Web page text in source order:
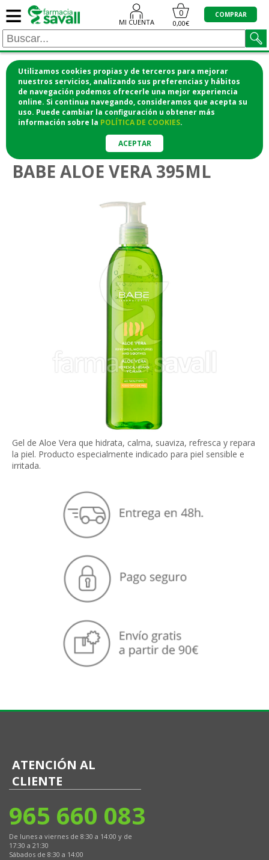
Utilizamos cookies propias y de terceros para mejorar
nuestros servicios, analizando sus preferencias y hábitos
de navegación podemos ofrecerle una mejor experiencia
online. Si continua navegando, consideramos que acepta su
uso. Puede cambiar la configuración u obtener más
información sobre la POLÍTICA DE COOKIES.
ACEPTAR
≡ MI CUENTA
0
0,00€
COMPRAR
¡COMPRA CÓMODAMENTE DESDE CASA Y RECOGE
EN LA FARMACIA!
o si lo prefieres te lo mandamos a casa
Cuidado corporal
BABE ALOE VERA 395ML
Gel de Aloe Vera que hidrata, calma, suaviza, refresca y repara
la piel. Producto especialmente indicado para piel sensible e
irritada.
ATENCIÓN AL
CLIENTE
965 660 083
De lunes a viernes de 8:30 a 14:00 y de
17:30 a 21:30
Sábados de 8:30 a 14:00